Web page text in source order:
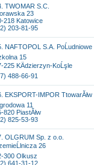
TWOMAR S.C.
23
218 Katowice
203-81-95
NAFTOPOL S.A.
15
225 KÄdzierzyn-KoĹşle
488-66-91
EKSPORT-IMPOR
11
820 PiastĂłw
825-53-93
OLGRUM Sp. z o.o.
26
300 Olkusz
641-31-12